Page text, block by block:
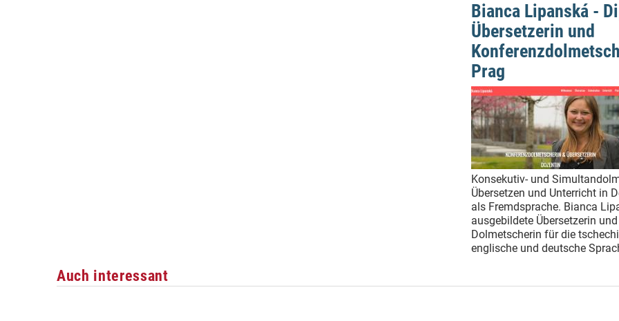
Bianca Lipanská -
Übersetzerin und
Prag
Konsekutiv- und
Übersetzen und Unterricht in
als Fremdsprache. Bianca
ausgebildete Übersetzerin und
Dolmetscherin für die
englische und deutsche
Auch interessant